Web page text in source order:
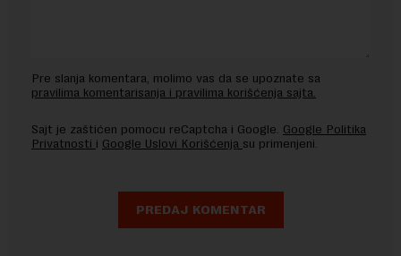
Pre slanja komentara, molimo vas da se upoznate sa
pravilima komentarisanja i pravilima korišćenja sajta.
Sajt je zaštićen pomocu reCaptcha i Google. Google Politika
Privatnosti i Google Uslovi Korišćenja su primenjeni.